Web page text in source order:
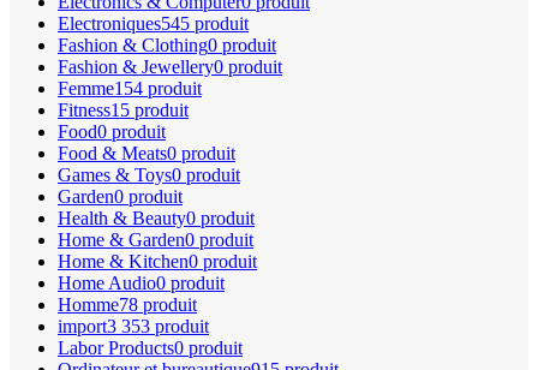
Electroniques545 produit
Fashion & Clothing0 produit
Fashion & Jewellery0 produit
Femme154 produit
Fitness15 produit
Food0 produit
Food & Meats0 produit
Games & Toys0 produit
Garden0 produit
Health & Beauty0 produit
Home & Garden0 produit
Home & Kitchen0 produit
Home Audio0 produit
Homme78 produit
import3 353 produit
Labor Products0 produit